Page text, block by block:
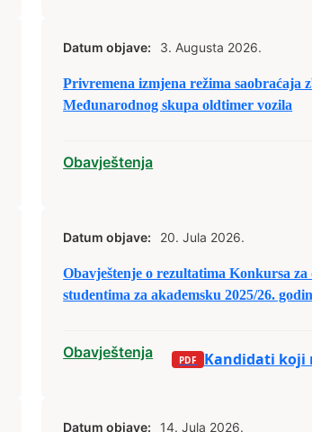
Datum objave: 3. Augusta 2026.
Privremena izmjena režima saobraćaja
Međunarodnog skupa oldtimer vozila
Obavještenja
Datum objave: 20. Jula 2026.
Obavještenje o rezultatima Konkursa
studentima za akademsku 2025/26.
Obavještenja Kandidati koji
Datum objave: 14. Jula 2026.